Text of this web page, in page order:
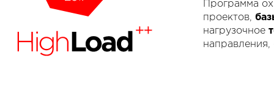
Программа
проектов,
нагрузочное